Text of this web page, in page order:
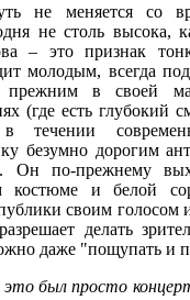
не меняется со
не столь высока,
– это признак
молодым, всегда
прежним в своей
(где есть глубокий
течении
безумно дорогим
Он по-прежнему
костюме и белой
своим голосом
делать
даже "пощупать и
был просто